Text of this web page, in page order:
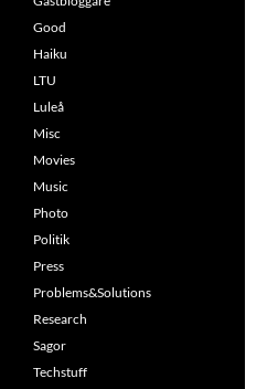
Good
Haiku
LTU
Luleå
Misc
Movies
Music
Photo
Politik
Press
Problems&Solutions
Research
Sagor
Techstuff